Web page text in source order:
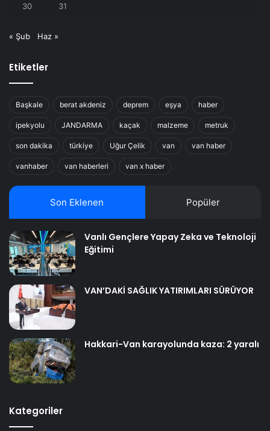
30 31
« Şub Haz »
Etiketler
Başkale berat akdeniz deprem eşya haber
ipekyolu JANDARMA kaçak malzeme metruk
son dakika türkiye Uğur Çelik van van haber
vanhaber van haberleri van x haber
Son Eklenen Popüler
Vanlı Gençlere Yapay Zeka ve Teknoloji
Eğitimi
VAN’DAKİ SAĞLIK YATIRIMLARI SÜRÜYOR
Hakkari-Van karayolunda kaza: 2 yaralı
Kategoriler